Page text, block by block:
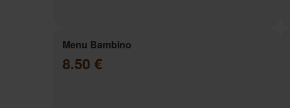
Menu Bambino
8.50 €